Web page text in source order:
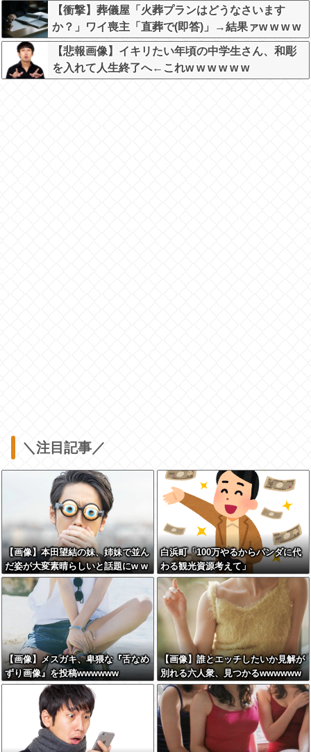
【衝撃】葬儀屋「火葬プランはどうなさいます
か？」ワイ喪主「直葬で(即答)」→結果ァw w w w
w w w w w w
【悲報画像】イキリたい年頃の中学生さん、和彫
を入れて人生終了へ←これw w w w w w
＼注目記事／
【画像】本田望結の妹、姉妹で並ん
だ姿が大変素晴らしいと話題にw w
w w w w w
白浜町「100万やるからパンダに代
わる観光資源考えて」
【画像】メスガキ、卑猥な『舌なめ
ずり画像』を投稿wwwwww
【画像】誰とエッチしたいか見解が
別れる六人衆、見つかるwwwwww
w